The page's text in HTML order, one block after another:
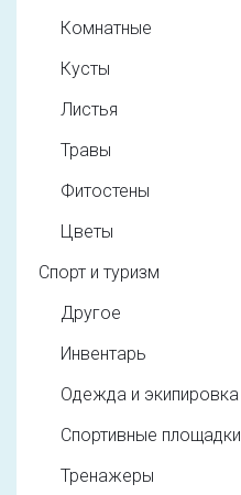
Комнатные
Кусты
Листья
Травы
Фитостены
Цветы
Спорт и туризм
Другое
Инвентарь
Одежда и экипировка
Спортивные площадки
Тренажеры